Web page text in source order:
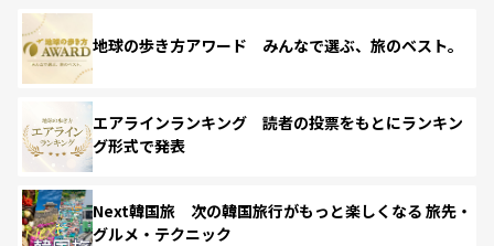
地球の歩き方アワード みんなで選ぶ、旅のベスト。
エアラインランキング 読者の投票をもとにランキン
グ形式で発表
Next韓国旅 次の韓国旅行がもっと楽しくなる 旅先・
グルメ・テクニック